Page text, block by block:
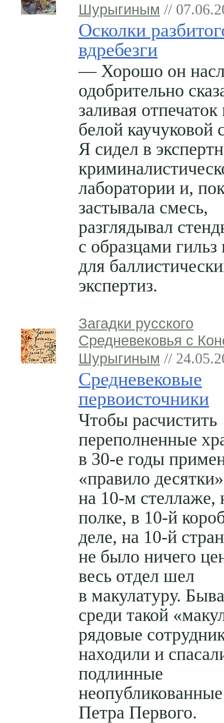
Шурыгиным //
Осколки
вдребезги
— Хорошо он
одобрительно
заливая отпечаток
белой каучуковой
Я сидел в
лаборатории и,
застывала смесь,
разглядывал
с образцами гильз
для
экспертиз.
Загадки русского
Средневековья с
Шурыгиным //
Средневековые
первоисточники
Чтобы расчистить
переполненные
в 30-е годы
«правило
на 10-м стеллаже,
полке, в 10-й
деле, на 10-й
не было ничего
весь отдел шел
в макулатуру.
среди такой
рядовые
находили и
подлинные
Петра Первого.